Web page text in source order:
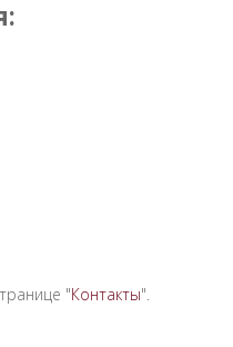
"Контакты".